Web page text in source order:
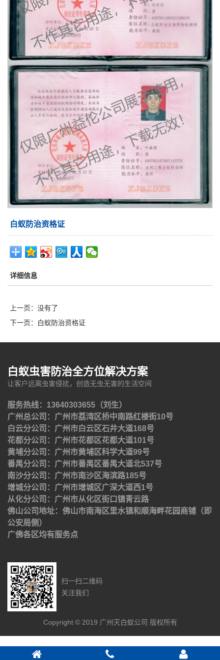
白蚁防治资格证
详细信息
上一页：没有了
下一页：
白蚁防治资格证
白蚁虫害防治全方位解决方案
让客户远离虫害侵扰，创造无虫无害的生活空间
服务热线：13640303655（刘生）
广州总公司：广州市荔湾区桥中南路红楼街10号
白云分公司：广州市白云区石井大道168号
花都分公司：广州市花都区花都大道101号
黄埔分公司：广州市黄埔区科学大道99号
番禺分公司：广州市番禺区番禺大道北537号
南沙分公司：广州市南沙区海滨路185号
增城分公司：广州市增城区广深大道西1号
从化分公司：广州市从化区街口镇青云路
佛山公司地址：佛山市南海区里水镇和顺海畔花园商铺（即
公安局侧）
广佛各区均有服务点
扫一扫二维码
关注我们
Copyright © 2019 广州灭白蚁公司 版权所有